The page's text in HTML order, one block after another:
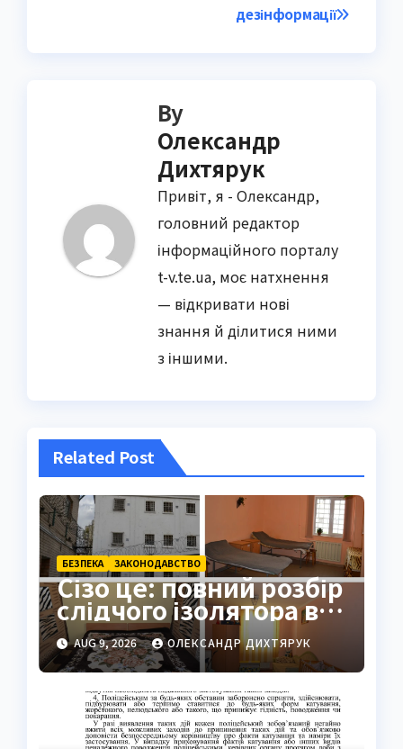
дезінформації
By
Олександр
Дихтярук
Привіт, я - Олександр,
головний редактор
інформаційного порталу
t-v.te.ua, моє натхнення
— відкривати нові
знання й ділитися ними
з іншими.
Related Post
БЕЗПЕКА ЗАКОНОДАВСТВО
Сізо це: повний розбір
слідчого ізолятора в
Україні
AUG 9, 2026 ОЛЕКСАНДР ДИХТЯРУК